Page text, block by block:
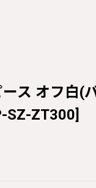
ース オフ白(
SZ-ZT300]